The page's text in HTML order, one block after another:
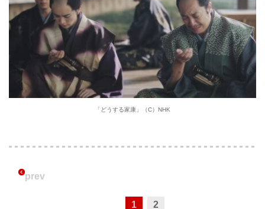
「どうする家康」（C）NHK
prev
1 2